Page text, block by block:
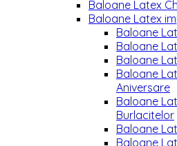
Baloane Latex
Baloane Latex
Baloane
Baloane
Baloane
Baloane
Aniversare
Baloane
Burlacitelor
Baloane
Baloane